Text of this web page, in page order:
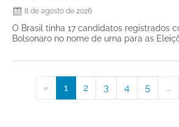
8 de agosto de 2026
O Brasil tinha 17 candidatos registrados
Bolsonaro no nome de urna para as
« 1 2 3 4 5 ...